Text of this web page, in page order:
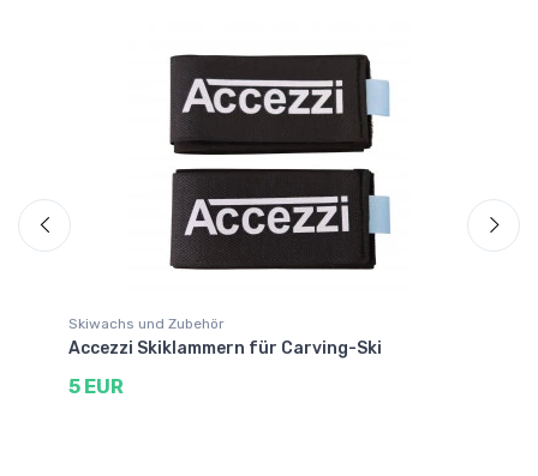
Skiwachs und Zubehör
Accezzi Skiklammern für Carving-Ski
5 EUR